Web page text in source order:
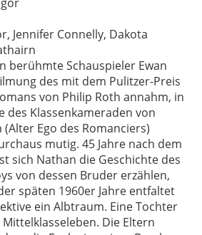
Jennifer Connelly, Dakota
berühmte Schauspieler Ewan
des mit dem Pulitzer-Preis
von Philip Roth annahm, in
des Klassenkameraden von
Ego des Romanciers)
mutig. 45 Jahre nach dem
sich Nathan die Geschichte des
von dessen Bruder erzählen,
späten 1960er Jahre entfaltet
ein Albtraum. Eine Tochter
Die Eltern